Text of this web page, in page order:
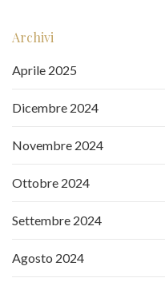
Archivi
Aprile 2025
Dicembre 2024
Novembre 2024
Ottobre 2024
Settembre 2024
Agosto 2024